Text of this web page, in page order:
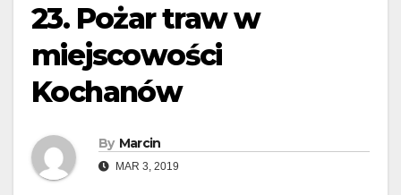
23. Pożar traw w
miejscowości
Kochanów
By Marcin
MAR 3, 2019